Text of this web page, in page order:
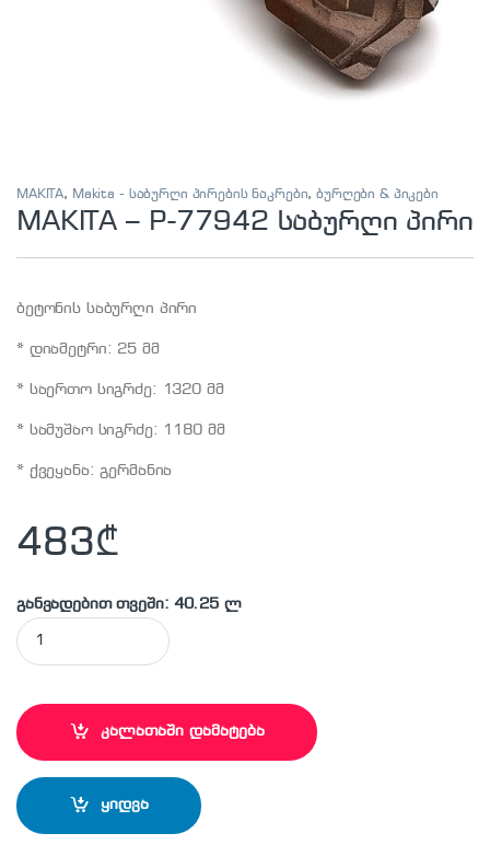
MAKITA, Makita - საბურღი პირების ნაკრები,ბურღები & პიკები
MAKITA – P-77942 საბურღი პირი
ბეტონის საბურღი პირი
* დიამეტრი: 25 მმ
* საერთო სიგრძე: 1320 მმ
* სამუშაო სიგრძე: 1180 მმ
* ქვეყანა: გერმანია
483₾
განვადებით თვეში: 40.25 ლ
MAKITA - P-77942 საბურღი პირი quantity
კალათაში დამატება
ყიდვა